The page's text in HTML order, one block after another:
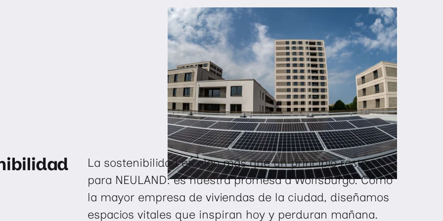
La sostenibilidad es algo más que un principio rector
para NEULAND: es nuestra promesa a Wolfsburgo. Como
la mayor empresa de viviendas de la ciudad, diseñamos
espacios vitales que inspiran hoy y perduran mañana.